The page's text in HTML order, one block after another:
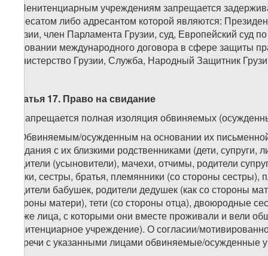
6. Пенитенциарным учреждениям запрещается
адресатом либо адресантом которой являются:
Грузии, член Парламента Грузии, суд, Европейский
основании международного договора в сфере защиты
министерство Грузии, Служба, Народный Защитник
Статья 17. Право на свидание
1. Запрещается полная изоляция обвиняемых
2. Обвиняемым/осужденным на основании их
свидания с их близкими родственниками (дети,
родители (усыновители), мачехи, отчимы, родители
внуки, сестры, братья, племянники (со стороны
родители бабушек, родители дедушек (как со стороны
стороны матери), тети (со стороны отца), двоюродные
также лица, с которыми они вместе проживали и вели
пенитенциарное учреждение). О согласии/
встречи с указанными лицами обвиняемые/